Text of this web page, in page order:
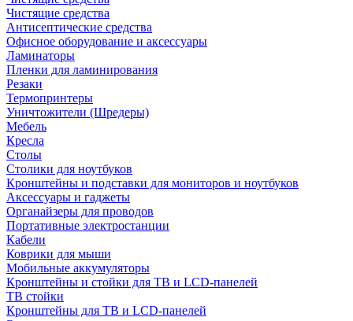
Чистящие средства
Антисептические средства
Офисное оборудование и аксессуары
Ламинаторы
Пленки для ламинирования
Резаки
Термопринтеры
Уничтожители (Шредеры)
Мебель
Кресла
Столы
Столики для ноутбуков
Кронштейны и подставки для мониторов и ноутбуков
Аксессуары и гаджеты
Органайзеры для проводов
Портативные электростанции
Кабели
Коврики для мыши
Мобильные аккумуляторы
Кронштейны и стойки для ТВ и LCD-панелей
ТВ стойки
Кронштейны для ТВ и LCD-панелей